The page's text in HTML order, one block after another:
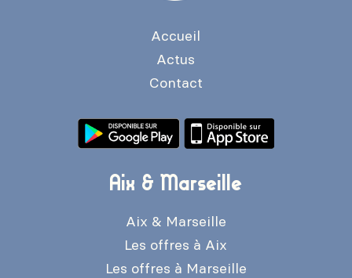
Accueil
Actus
Contact
Aix & Marseille
Aix & Marseille
Les offres à Aix
Les offres à Marseille